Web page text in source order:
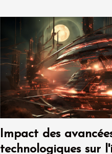
Impact des
technologiques sur